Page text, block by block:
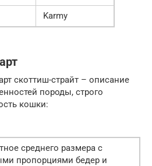
Karmy
скоттиш-страйт – описание
породы, строго
кошки:
среднего размера с
пропорциями бедер и